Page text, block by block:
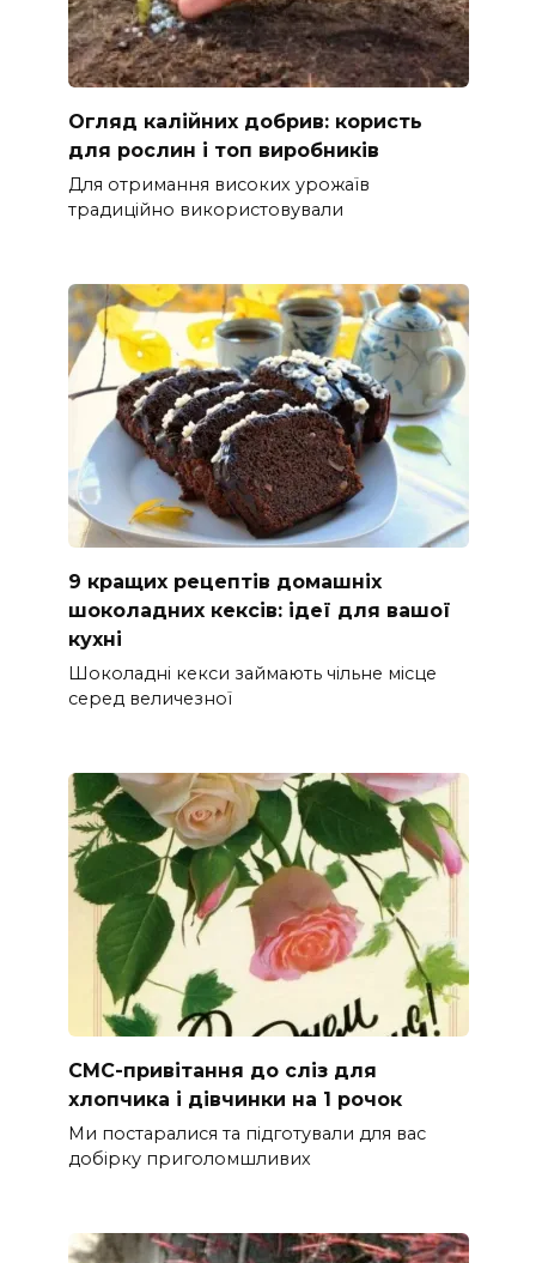
Огляд калійних добрив: користь
для рослин і топ виробників
Для отримання високих урожаїв
традиційно використовували
9 кращих рецептів домашніх
шоколадних кексів: ідеї для вашої
кухні
Шоколадні кекси займають чільне місце
серед величезної
СМС-привітання до сліз для
хлопчика і дівчинки на 1 рочок
Ми постаралися та підготували для вас
добірку приголомшливих